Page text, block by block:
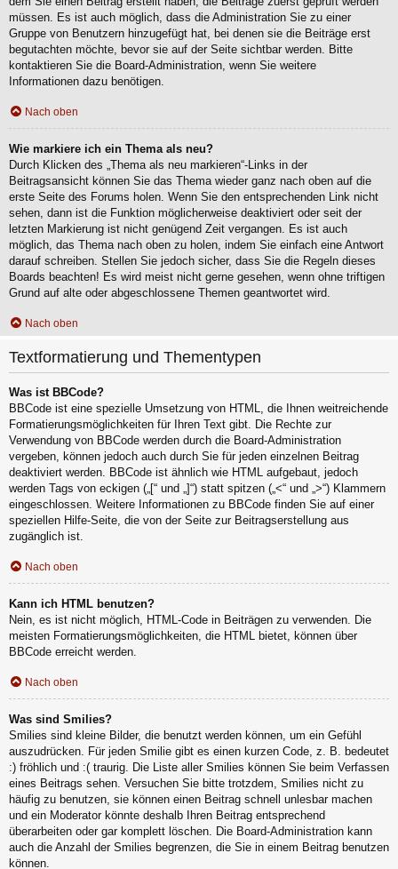
müssen. Es ist auch möglich, dass die Administration Sie zu einer
Gruppe von Benutzern hinzugefügt hat, bei denen sie die Beiträge erst
begutachten möchte, bevor sie auf der Seite sichtbar werden. Bitte
kontaktieren Sie die Board-Administration, wenn Sie weitere
Informationen dazu benötigen.
Nach oben
Wie markiere ich ein Thema als neu?
Durch Klicken des „Thema als neu markieren“-Links in der
Beitragsansicht können Sie das Thema wieder ganz nach oben auf die
erste Seite des Forums holen. Wenn Sie den entsprechenden Link nicht
sehen, dann ist die Funktion möglicherweise deaktiviert oder seit der
letzten Markierung ist nicht genügend Zeit vergangen. Es ist auch
möglich, das Thema nach oben zu holen, indem Sie einfach eine Antwort
darauf schreiben. Stellen Sie jedoch sicher, dass Sie die Regeln dieses
Boards beachten! Es wird meist nicht gerne gesehen, wenn ohne triftigen
Grund auf alte oder abgeschlossene Themen geantwortet wird.
Nach oben
Textformatierung und Thementypen
Was ist BBCode?
BBCode ist eine spezielle Umsetzung von HTML, die Ihnen weitreichende
Formatierungsmöglichkeiten für Ihren Text gibt. Die Rechte zur
Verwendung von BBCode werden durch die Board-Administration
vergeben, können jedoch auch durch Sie für jeden einzelnen Beitrag
deaktiviert werden. BBCode ist ähnlich wie HTML aufgebaut, jedoch
werden Tags von eckigen („[“ und „]“) statt spitzen („<“ und „>“) Klammern
eingeschlossen. Weitere Informationen zu BBCode finden Sie auf einer
speziellen Hilfe-Seite, die von der Seite zur Beitragserstellung aus
zugänglich ist.
Nach oben
Kann ich HTML benutzen?
Nein, es ist nicht möglich, HTML-Code in Beiträgen zu verwenden. Die
meisten Formatierungsmöglichkeiten, die HTML bietet, können über
BBCode erreicht werden.
Nach oben
Was sind Smilies?
Smilies sind kleine Bilder, die benutzt werden können, um ein Gefühl
auszudrücken. Für jeden Smilie gibt es einen kurzen Code, z. B. bedeutet
:) fröhlich und :( traurig. Die Liste aller Smilies können Sie beim Verfassen
eines Beitrags sehen. Versuchen Sie bitte trotzdem, Smilies nicht zu
häufig zu benutzen, sie können einen Beitrag schnell unlesbar machen
und ein Moderator könnte deshalb Ihren Beitrag entsprechend
überarbeiten oder gar komplett löschen. Die Board-Administration kann
auch die Anzahl der Smilies begrenzen, die Sie in einem Beitrag benutzen
können.